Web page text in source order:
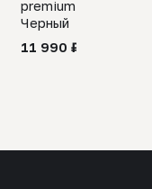
premium merino
Черный
11 990 ₽